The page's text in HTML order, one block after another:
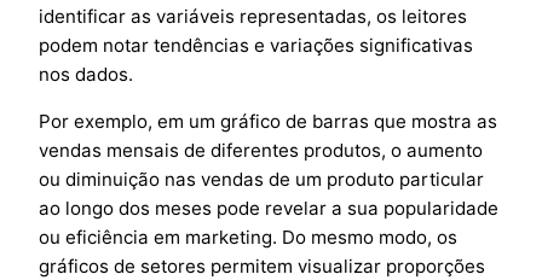
identificar as variáveis representadas, os leitores
podem notar tendências e variações significativas
nos dados.
Por exemplo, em um gráfico de barras que mostra as
vendas mensais de diferentes produtos, o aumento
ou diminuição nas vendas de um produto particular
ao longo dos meses pode revelar a sua popularidade
ou eficiência em marketing. Do mesmo modo, os
gráficos de setores permitem visualizar proporções